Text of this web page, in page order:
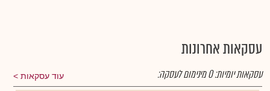
עסקאות אחרונות
עוד עסקאות עסקאות יומיות:0מינימום לעסקה: